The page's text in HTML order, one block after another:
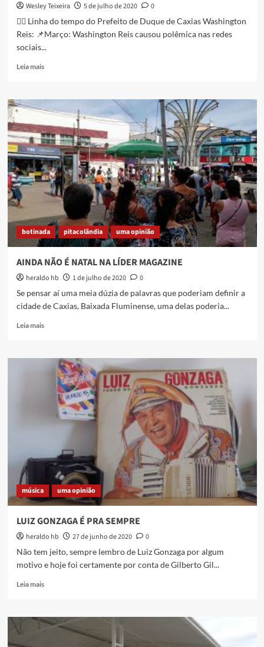
Wesley Teixeira 5 de julho de 2020
0
👉🏾 Linha do tempo do Prefeito de Duque de Caxias Washington
Reis: 📌Março: Washington Reis causou polêmica nas redes
sociais...
Leia maisRead
Linha
do
Prefeito
x
Covid-
19
botinada pitacolândia uma opinião
AINDA NÃO É NATAL NA LÍDER MAGAZINE
heraldo hb 1 de julho de 2020
0
Se pensar aí uma meia dúzia de palavras que poderiam definir a
cidade de Caxias, Baixada Fluminense, uma delas poderia...
Leia maisRead
AINDA
NÃO
NATAL
LÍDER
MAGAZINE
música uma opinião
LUIZ GONZAGA É PRA SEMPRE
heraldo hb 27 de junho de 2020
0
Não tem jeito, sempre lembro de Luiz Gonzaga por algum
motivo e hoje foi certamente por conta de Gilberto Gil...
Leia maisRead
LUIZ
GONZAGA